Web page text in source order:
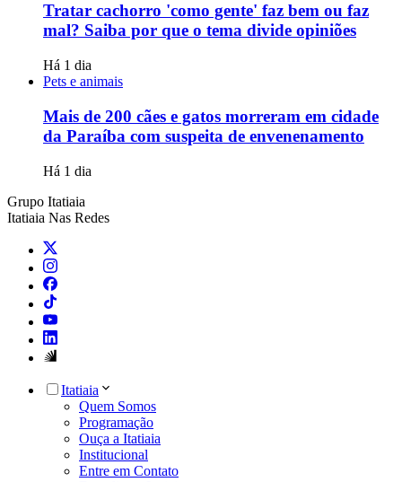
Tratar cachorro 'como gente' faz bem ou faz
mal? Saiba por que o tema divide opiniões
Há 1 dia
Pets e animais
Mais de 200 cães e gatos morreram em cidade
da Paraíba com suspeita de envenenamento
Há 1 dia
Grupo Itatiaia
Itatiaia Nas Redes
Itatiaia
Quem Somos
Programação
Ouça a Itatiaia
Institucional
Entre em Contato